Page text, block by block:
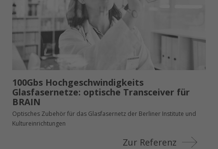
100Gbs Hochgeschwindigkeits
Glasfasernetze: optische Transceiver für
BRAIN
Optisches Zubehör für das Glasfasernetz der Berliner Institute und
Kultureinrichtungen
Zur Referenz